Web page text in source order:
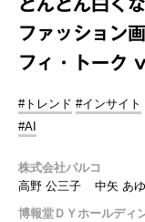
ファッション
フィ・トーク
#トレンド #インサイト
#AI
株式会社パルコ
高野 公三子
中矢 あ
博報堂ＤＹホールディ